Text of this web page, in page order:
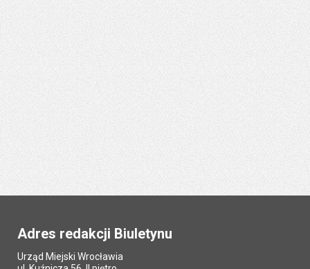
Adres redakcji Biuletynu
Urząd Miejski Wrocławia